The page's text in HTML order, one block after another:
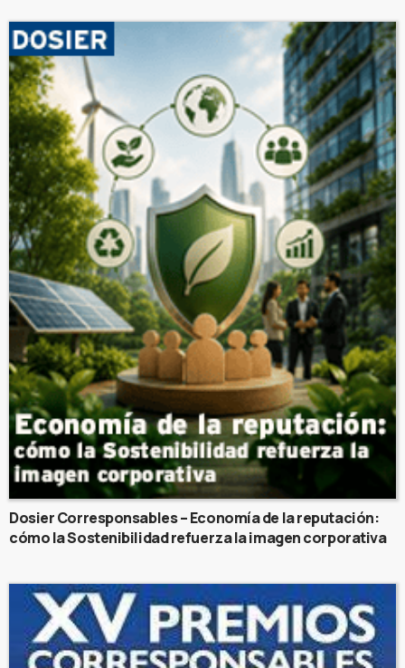
Dosier Corresponsables – Economía de la reputación:
cómo la Sostenibilidad refuerza la imagen corporativa